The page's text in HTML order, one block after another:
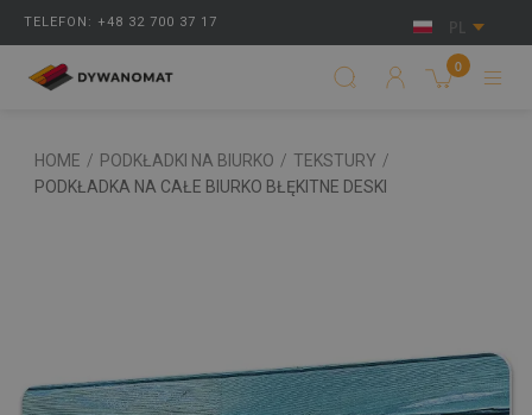
TELEFON: +48 32 700 37 17 PL
0
HOME / PODKŁADKI NA BIURKO / TEKSTURY /
PODKŁADKA NA CAŁE BIURKO BŁĘKITNE DESKI